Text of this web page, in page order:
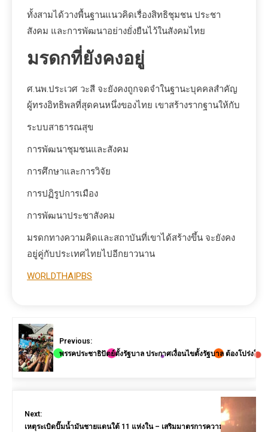
ทั้งสามได้วางพื้นฐานแนวคิดเรื่องสิทธิชุมชน ประชา
สังคม และการพัฒนาอย่างยั่งยืนไว้ในสังคมไทย
มรดกที่ยังคงอยู่
ศ.นพ.ประเวศ วะสี จะยังคงถูกจดจำในฐานะบุคคลสำคัญ
ผู้ทรงอิทธิพลที่สุดคนหนึ่งของไทย เขาสร้างรากฐานให้กับ
ระบบสาธารณสุข
การพัฒนาชุมชนและสังคม
การศึกษาและการวิจัย
การปฏิรูปการเมือง
การพัฒนาประชาสังคม
มรดกทางความคิดและสถาบันที่เขาได้สร้างขึ้น จะยังคง
อยู่คู่กับประเทศไทยไปอีกยาวนาน
WORLDTHAIPBS
Previous:
พรรคประชาธิปัตย์ตั้งรัฐบาล ประกาศเงื่อนไขตั้งรัฐบาล ต้องโปร่งใส
Next:
เหตุระเบิดปั๊มน้ำมันชายแดนใต้ 11 แห่งใน – เสริมมาตรการความปลอดภัย